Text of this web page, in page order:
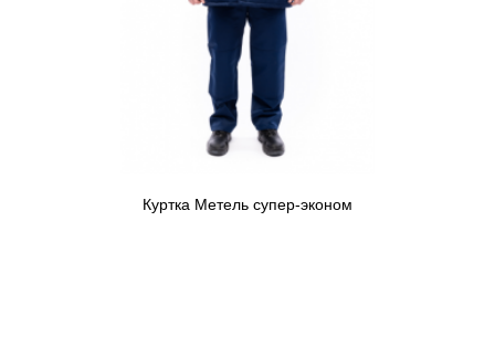
Куртка Метель супер-эконом